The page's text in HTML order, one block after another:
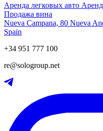
Аренда легковых авто
Продажа вина
Nueva Campana, 80 Nueva
Spain
+34 951 777 100
re@sologroup.net